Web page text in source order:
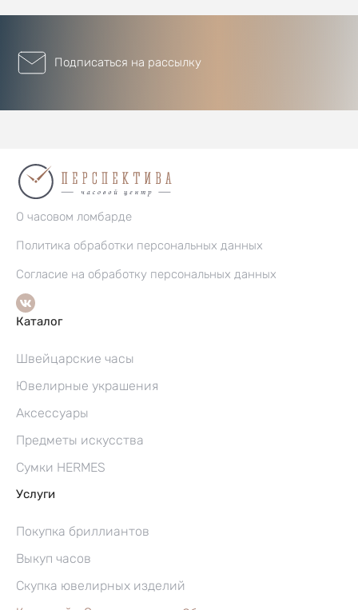
Подписаться на рассылку
О часовом ломбарде
Политика обработки персональных данных
Согласие на обработку персональных данных
Каталог
Швейцарские часы
Ювелирные украшения
Аксессуары
Предметы искусства
Сумки HERMES
Услуги
Покупка бриллиантов
Выкуп часов
Скупка ювелирных изделий